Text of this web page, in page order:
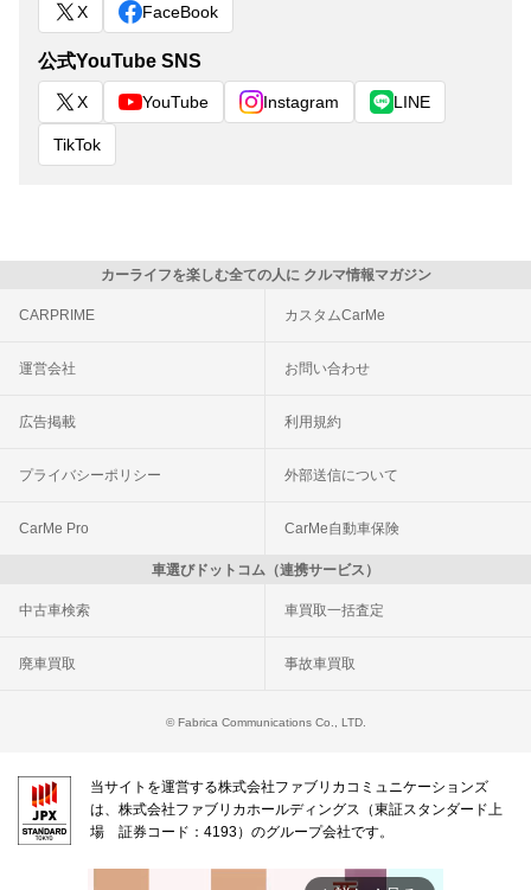
X FaceBook
公式YouTube SNS
X YouTube Instagram LINE
TikTok
カーライフを楽しむ全ての人に クルマ情報マガジン
CARPRIME カスタムCarMe
運営会社 お問い合わせ
広告掲載 利用規約
プライバシーポリシー 外部送信について
CarMe Pro CarMe自動車保険
車選びドットコム（連携サービス）
中古車検索 車買取一括査定
廃車買取 事故車買取
© Fabrica Communications Co., LTD.
当サイトを運営する株式会社ファブリカコミュニケーションズ
は、株式会社ファブリカホールディングス（東証スタンダード上
場 証券コード：4193）のグループ会社です。